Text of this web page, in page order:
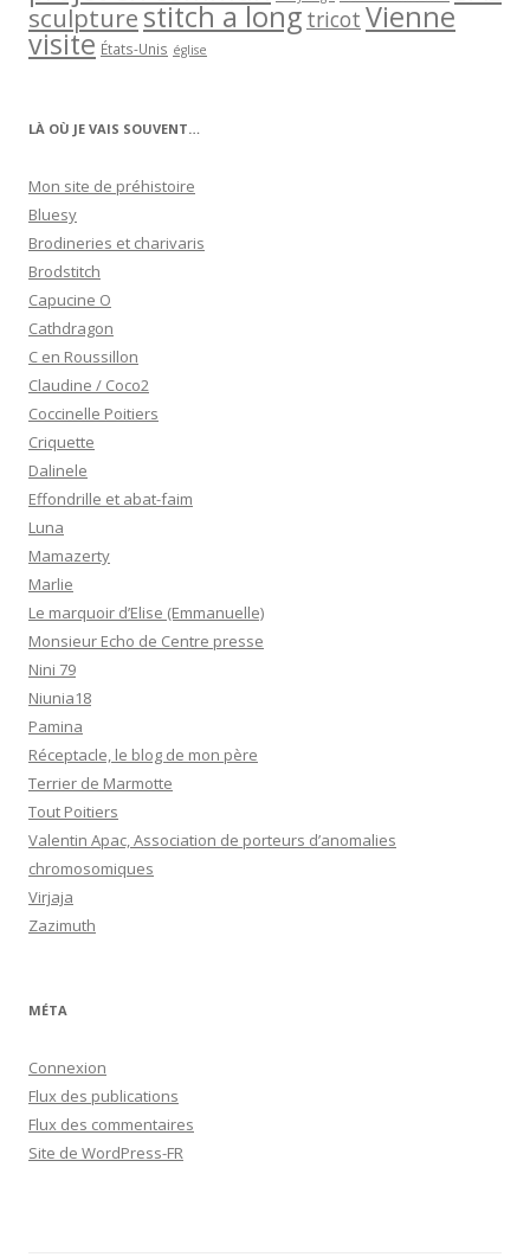
sculpturestitch a long tricot Vienne
visite États-Unis église
LÀ OÙ JE VAIS SOUVENT…
Mon site de préhistoire
Bluesy
Brodineries et charivaris
Brodstitch
Capucine O
Cathdragon
C en Roussillon
Claudine / Coco2
Coccinelle Poitiers
Criquette
Dalinele
Effondrille et abat-faim
Luna
Mamazerty
Marlie
Le marquoir d’Elise (Emmanuelle)
Monsieur Echo de Centre presse
Nini 79
Niunia18
Pamina
Réceptacle, le blog de mon père
Terrier de Marmotte
Tout Poitiers
Valentin Apac, Association de porteurs d’anomalies
chromosomiques
Virjaja
Zazimuth
MÉTA
Connexion
Flux des publications
Flux des commentaires
Site de WordPress-FR